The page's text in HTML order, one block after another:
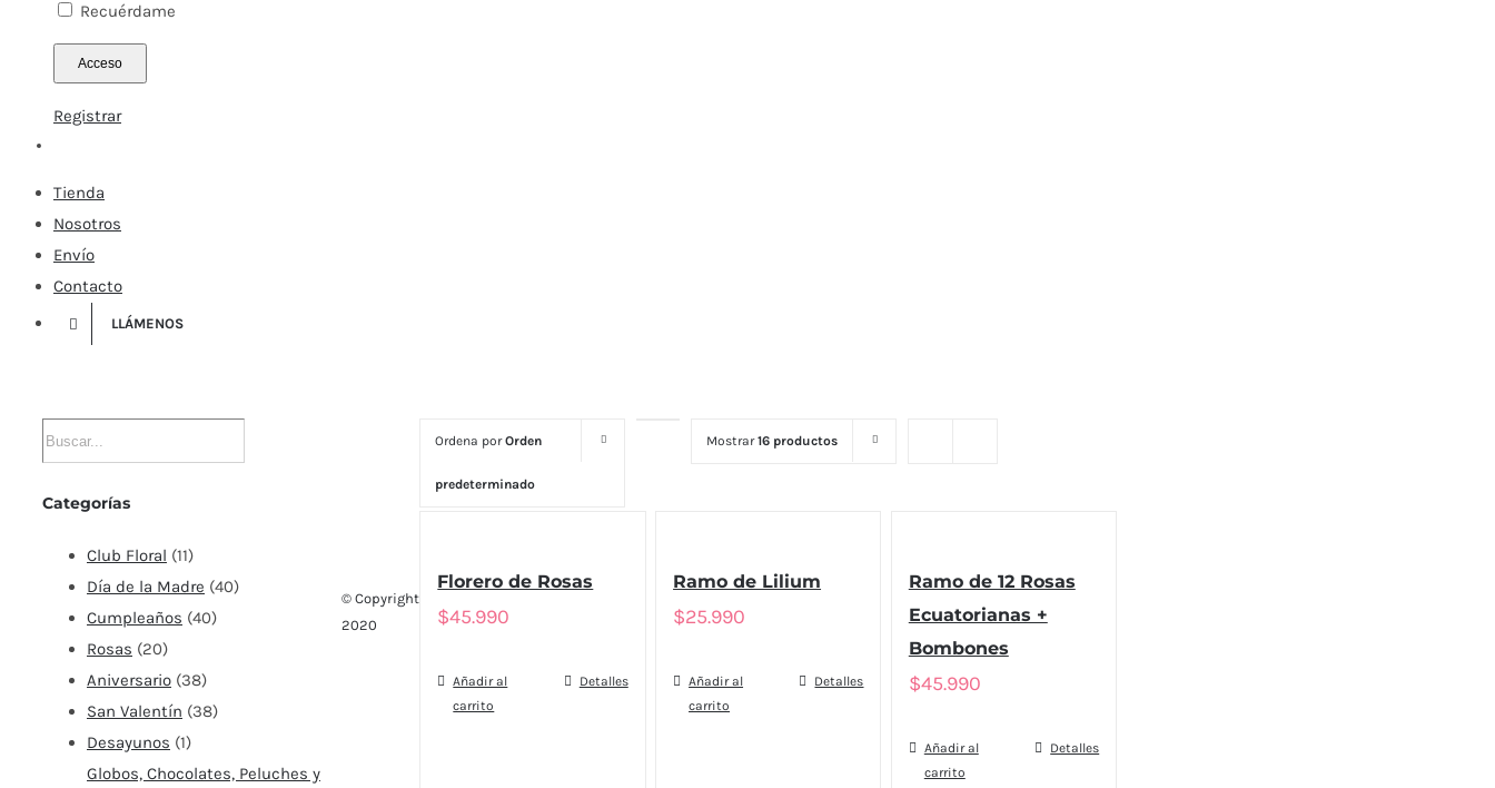
Recuérdame
Registrar
Tienda
Nosotros
Envío
Contacto
LLÁMENOS
Ordena porOrden
predeterminado
Mostrar16 productos
Florero de Rosas
$45.990
Añadir al
carrito
Detalles
Ramo de Lilium
$25.990
Añadir al
carrito
Detalles
Ramo de 12 Rosas
Ecuatorianas +
Bombones
$45.990
Añadir al
carrito
Detalles
Categorías
Club Floral (11)
Día de la Madre (40)
Cumpleaños (40)
Rosas (20)
Aniversario (38)
San Valentín (38)
Desayunos (1)
Globos, Chocolates, Peluches y
© Copyright
2020